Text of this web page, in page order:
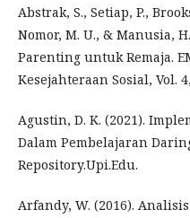
Abstrak, S., Setiap, P.,
Nomor, M. U., & Manusia,
Parenting untuk Remaja.
Kesejahteraan Sosial, Vol.
Agustin, D. K. (2021).
Dalam Pembelajaran
Repository.Upi.Edu.
Arfandy, W. (2016).